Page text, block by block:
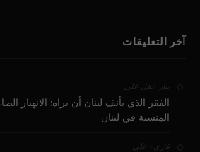
آخر التعليقات
بيار عقل على
الفقر الذي يأنف لبنان أن يراه: الانهيار
المنسية في لبنان
قارىء على